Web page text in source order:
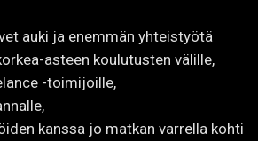
auki ja enemmän yhteistyötä
asteen koulutusten välille,
-toimijoille,
kanssa jo matkan varrella kohti